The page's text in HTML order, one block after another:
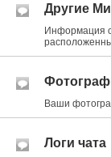
Другие
Информация
Ваши
Логи чата